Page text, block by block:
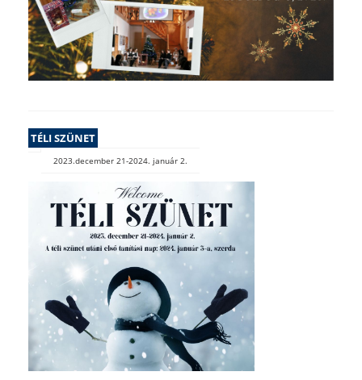
TÉLI SZÜNET
2023.december 21-2024. január 2.